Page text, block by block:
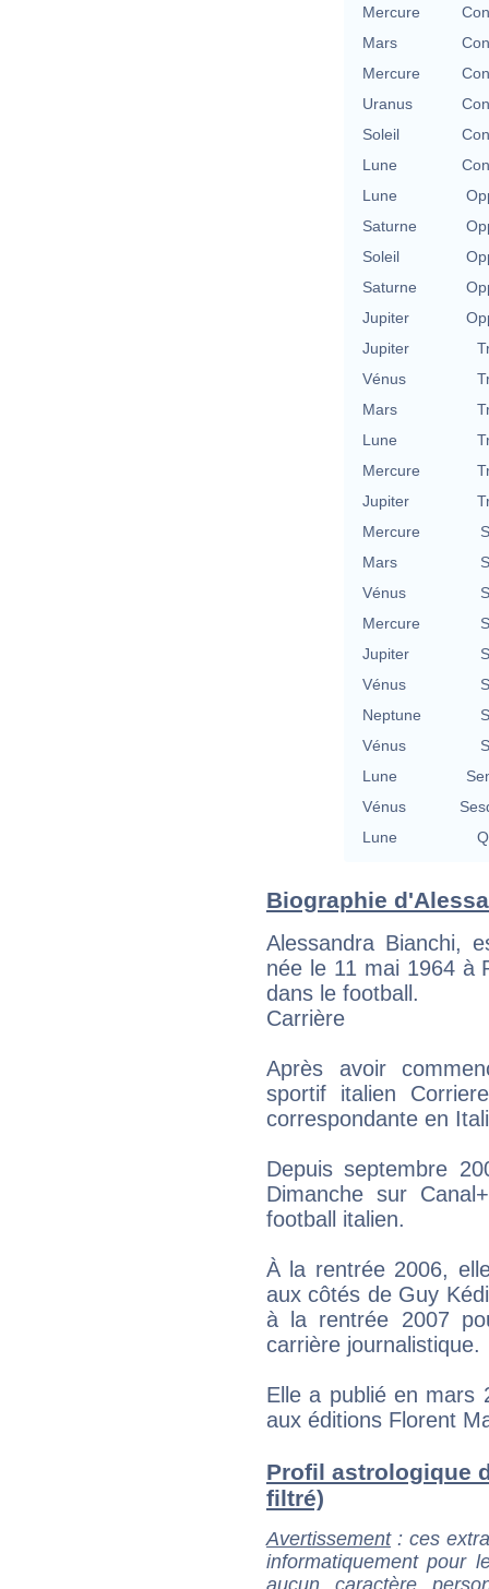
Mercure
Mars
Mercure
Uranus
Soleil
Lune
Lune
Saturne
Soleil
Saturne
Jupiter
Jupiter
Vénus
Mars
Lune
Mercure
Jupiter
Mercure
Mars
Vénus
Mercure
Jupiter
Vénus
Neptune
Vénus
Lune
Vénus
Lune
Biographie
Alessandra Bianchi,
née le 11 mai 1964 à
dans le football.
Carrière
Après avoir
sportif italien
correspondante en
Depuis septembre
Dimanche sur
football italien.
À la rentrée 2006,
aux côtés de Guy
à la rentrée 2007
carrière journalistique.
Elle a publié en mars
aux éditions Florent
Profil astrologique
filtré)
Avertissement: ces
informatiquement pour